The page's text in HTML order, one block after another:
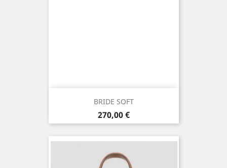
BRIDE SOFT
Prix
270,00 €